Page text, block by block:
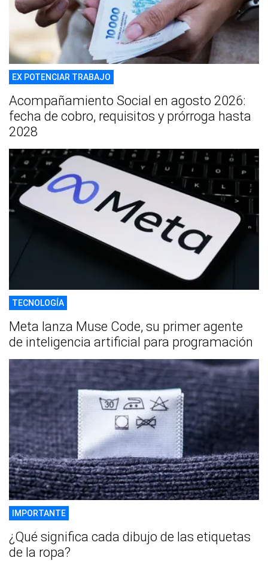
EX POTENCIAR TRABAJO
Acompañamiento Social en agosto 2026:
fecha de cobro, requisitos y prórroga hasta
2028
TECNOLOGÍA
Meta lanza Muse Code, su primer agente
de inteligencia artificial para programación
IMPORTANTE
¿Qué significa cada dibujo de las etiquetas
de la ropa?